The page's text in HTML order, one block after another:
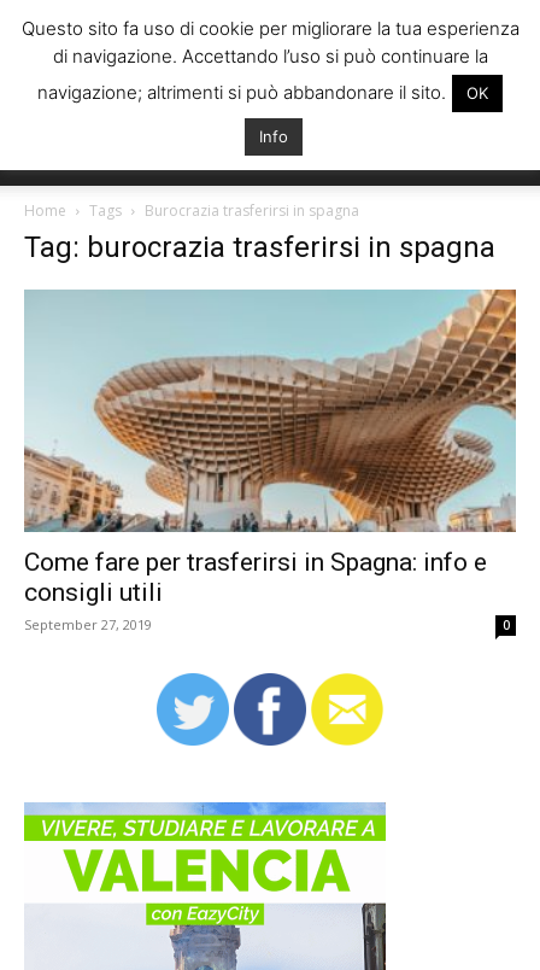
Italiani
Home Tags Burocrazia trasferirsi in spagna
Tag: burocrazia trasferirsi in spagna
Come fare per trasferirsi in Spagna: info e
consigli utili
September 27, 2019 0
Questo sito fa uso di cookie per migliorare la tua esperienza
di navigazione. Accettando l’uso si può continuare la
navigazione; altrimenti si può abbandonare il sito.
OK
Info